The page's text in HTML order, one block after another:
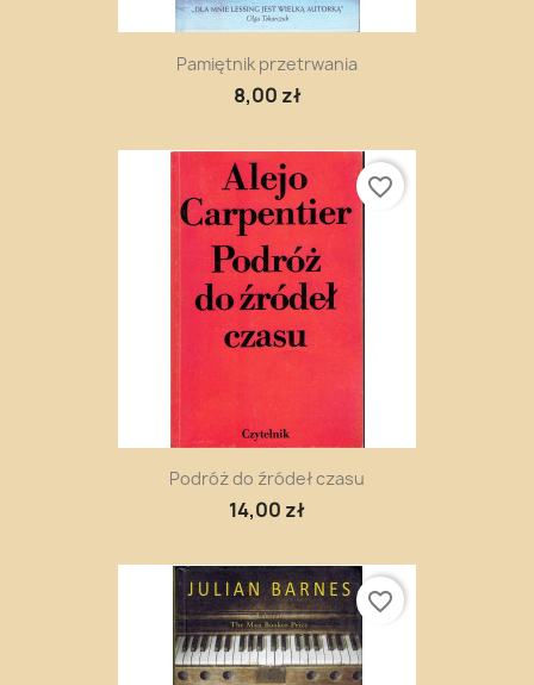
Pamiętnik przetrwania
8,00 zł
Podróż do źródeł czasu
14,00 zł
favorite_border
favorite_border